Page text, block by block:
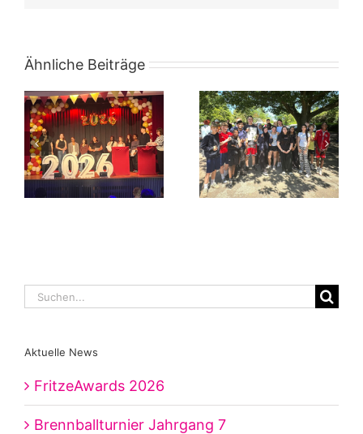
Ähnliche Beiträge
Suche
Aktuelle News
FritzeAwards 2026
Brennballturnier Jahrgang 7